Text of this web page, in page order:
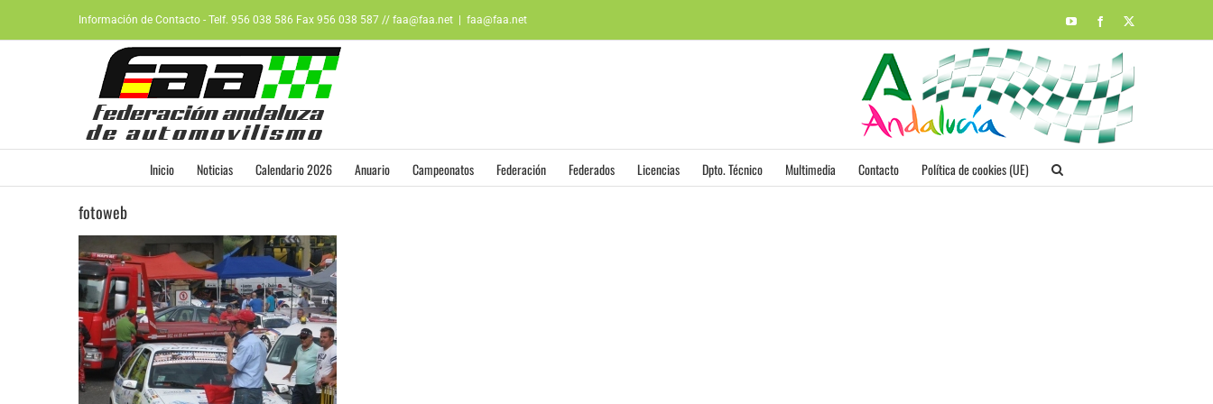
contenido
Información de Contacto - Telf. 956 038 586 Fax 956 038 587 // faa@faa.net faa@faa.net YouTubeFacebook
Inicio Noticias Calendario 2026 Anuario Campeonatos Federación Federados Licencias Dpto. Técnico Multimedia Contacto Política de cookies (UE)
fotoweb